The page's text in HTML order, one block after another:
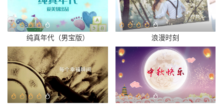
纯真年代（男宝版） 浪漫时刻